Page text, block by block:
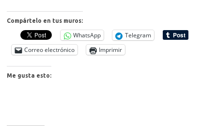
Compártelo en tus muros:
WhatsApp
Telegram
Correo electrónico
Imprimir
Me gusta esto: